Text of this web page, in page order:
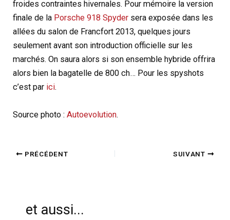
froides contraintes hivernales. Pour mémoire la version
finale de la Porsche 918 Spyder sera exposée dans les
allées du salon de Francfort 2013, quelques jours
seulement avant son introduction officielle sur les
marchés. On saura alors si son ensemble hybride offrira
alors bien la bagatelle de 800 ch… Pour les spyshots
c’est par ici.
Source photo :Autoevolution.
PRÉCÉDENT SUIVANT
et aussi...